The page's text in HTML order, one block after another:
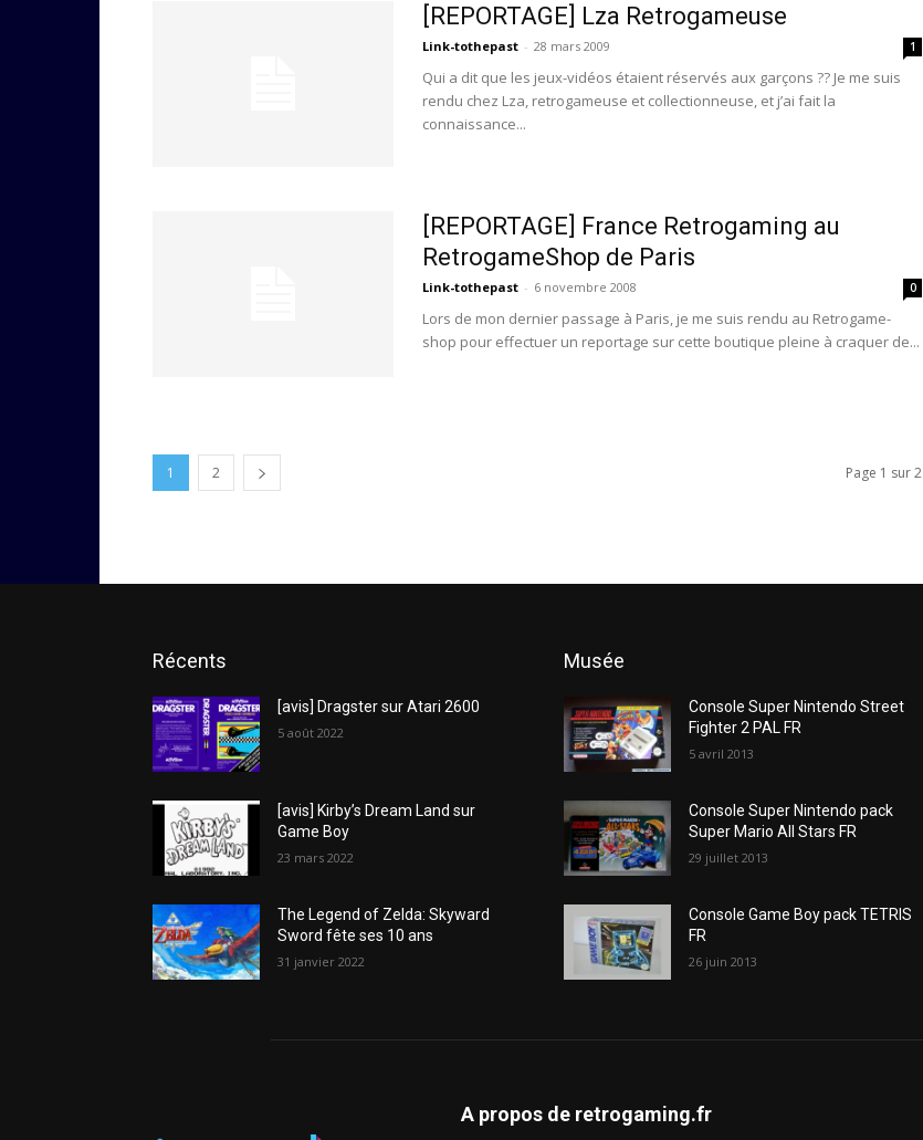
[REPORTAGE] Lza Retrogameuse
Link-tothepast - 28 mars 2009 1
Qui a dit que les jeux-vidéos étaient réservés aux garçons ?? Je me suis
rendu chez Lza, retrogameuse et collectionneuse, et j’ai fait la
connaissance...
[REPORTAGE] France Retrogaming au
RetrogameShop de Paris
Link-tothepast - 6 novembre 2008 0
Lors de mon dernier passage à Paris, je me suis rendu au Retrogame-
shop pour effectuer un reportage sur cette boutique pleine à craquer de...
1 2 Page 1 sur 2
Récents
[avis] Dragster sur Atari 2600
5 août 2022
[avis] Kirby’s Dream Land sur
Game Boy
23 mars 2022
The Legend of Zelda: Skyward
Sword fête ses 10 ans
31 janvier 2022
Musée
Console Super Nintendo Street
Fighter 2 PAL FR
5 avril 2013
Console Super Nintendo pack
Super Mario All Stars FR
29 juillet 2013
Console Game Boy pack TETRIS
FR
26 juin 2013
A propos de retrogaming.fr